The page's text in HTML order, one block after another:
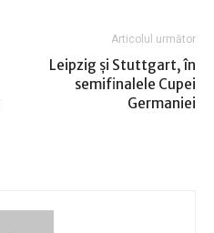
Articolul următor
Leipzig şi Stuttgart, în
semifinalele Cupei
Germaniei